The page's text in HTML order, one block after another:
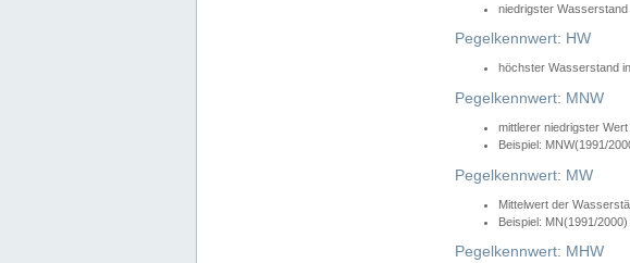
niedrigster
Pegelkennwert: HW
höchster Wasserstand
Pegelkennwert: MNW
mittlerer niedrigster
Beispiel: MNW(1991/
Pegelkennwert: MW
Mittelwert der
Beispiel: MN(1991/
Pegelkennwert: MHW